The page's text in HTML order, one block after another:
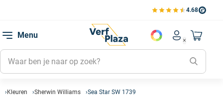
4.68
Bekijk de verfplaza
Menu
Account
Mijn
Mijn
Mijn
Naar
Kleuren Sherwin Williams Sea Star SW 1739